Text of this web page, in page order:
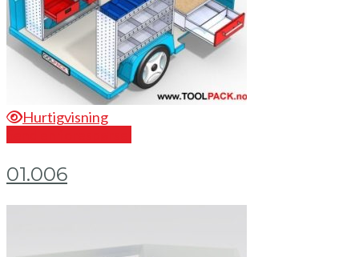
Hurtigvisning
01.006